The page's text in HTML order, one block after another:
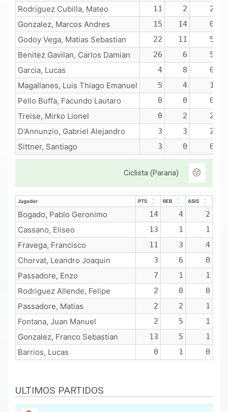
Rodriguez Cubilla, Mateo 11 2 2
Gonzalez, Marcos Andres 15 14 0
Godoy Vega, Matias Sebastian 22 11 5
Benitez Gavilan, Carlos Damian 26 6 5
Garcia, Lucas 4 8 0
Magallanes, Luis Thiago Emanuel 5 4 1
Pello Buffa, Facundo Lautaro 0 0 0
Treise, Mirko Lionel 0 2 2
D'Annunzio, Gabriel Alejandro 3 3 2
Sittner, Santiago 3 0 0
Ciclista (Parana)
Jugador PTS REB
ASIS
Jugador
Bogado, Pablo Geronimo 14 4 2
Cassano, Eliseo 13 1 1
Fravega, Francisco 11 3 4
Chorvat, Leandro Joaquin 3 6 0
Passadore, Enzo 7 1 1
Rodriguez Allende, Felipe 2 0 0
Passadore, Matias 2 2 1
Fontana, Juan Manuel 2 5 1
Gonzalez, Franco Sebastian 13 5 1
Barrios, Lucas 0 1 0
ULTIMOS PARTIDOS